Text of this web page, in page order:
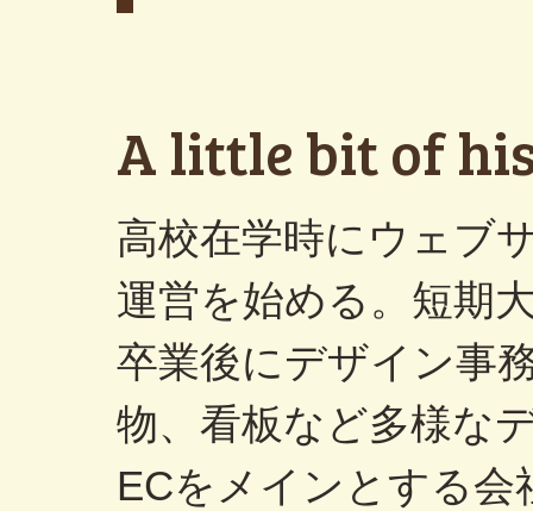
A little bit of
高校在学時にウェブ
運営を始める。短期
卒業後にデザイン事
物、看板など多様な
ECをメインとする会